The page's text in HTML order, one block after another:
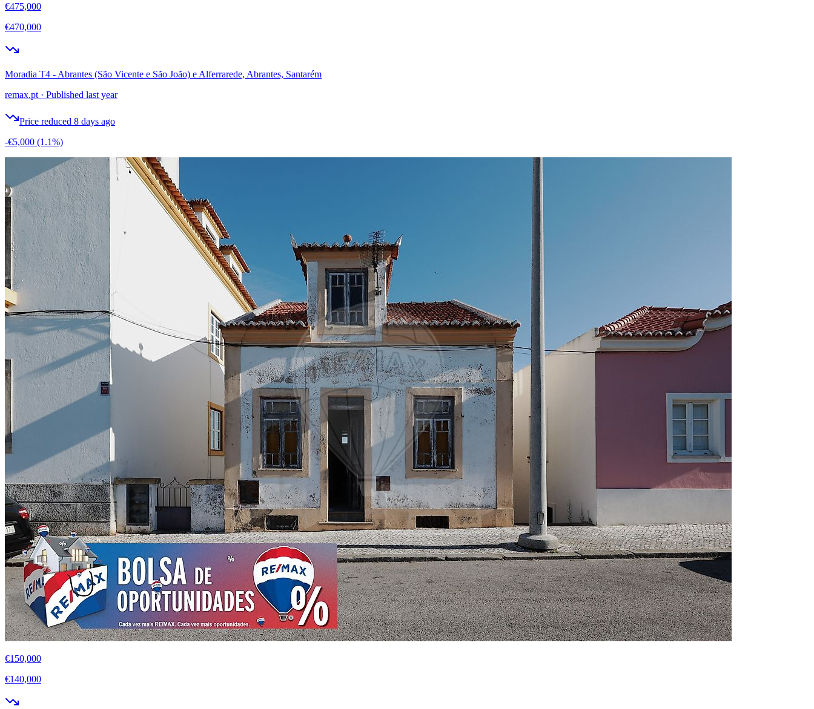
€475,000
€470,000
Moradia T4 - Abrantes (São Vicente e São João) e Alferrarede, Abrantes, Santarém
remax.pt · Published last year
Price reduced 8 days ago
-€5,000 (1.1%)
€150,000
€140,000